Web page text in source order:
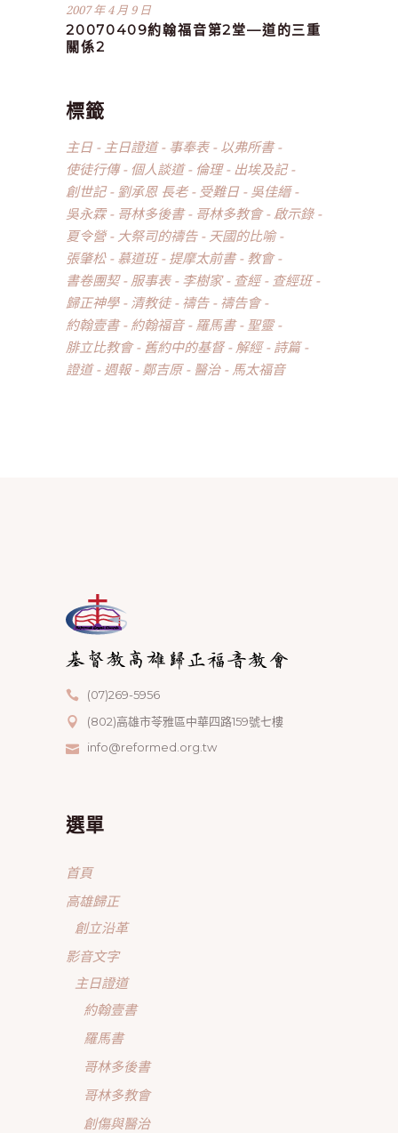
2007 年 4 月 9 日
20070409約翰福音第2堂—道的三重
關係2
標籤
主日 主日證道 事奉表
以弗所書
使徒行傳
個人談道 倫理
出埃及記
創世記
劉承恩 長老 受難日
吳佳縉
吳永霖
哥林多後書 哥林多教會
啟示錄
夏令營
大祭司的禱告
天國的比喻
張肇松
慕道班 提摩太前書
教會
書卷團契
服事表 李樹家 查經
查經班
歸正神學
清教徒 禱告
禱告會
約翰壹書
約翰福音 羅馬書
聖靈
腓立比教會
舊約中的基督 解經
詩篇
證道
週報 鄭吉原 醫治 馬太福音
(07)269-5956
(802)高雄市苓雅區中華四路159號七樓
info@reformed.org.tw
選單
首頁
高雄歸正
創立沿革
影音文字
主日證道
約翰壹書
羅馬書
哥林多後書
哥林多教會
創傷與醫治